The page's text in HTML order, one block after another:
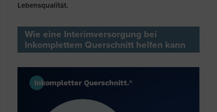
Lebensqualität.
Wie eine Interimversorgung bei
Inkomplettem Querschnitt helfen kann